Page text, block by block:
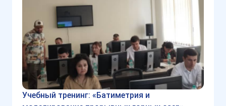
Учебный тренинг: «Батиметрия и